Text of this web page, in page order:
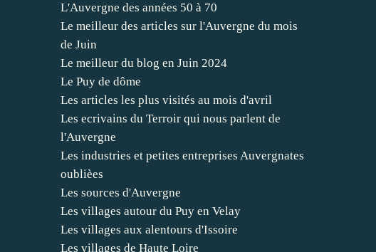
L'Auvergne des années 50 à 70
Le meilleur des articles sur l'Auvergne du mois
de Juin
Le meilleur du blog en Juin 2024
Le Puy de dôme
Les articles les plus visités au mois d'avril
Les ecrivains du Terroir qui nous parlent de
l'Auvergne
Les industries et petites entreprises Auvergnates
oublièes
Les sources d'Auvergne
Les villages autour du Puy en Velay
Les villages aux alentours d'Issoire
Les villages de Haute Loire